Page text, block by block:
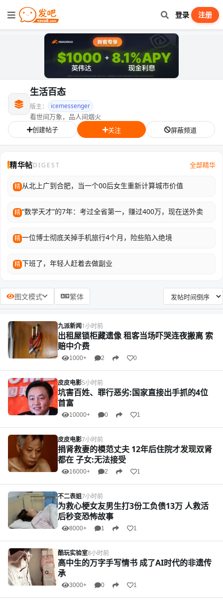
登录 注册
生活百态
版主： icemessenger
看世间万象，品人间烟火
创建帖子
关注 屏蔽频道
精华帖DIGEST 全部精华
精 从北上广到合肥，当一个00后女生重新计算城市价值
精“数学天才”的7年：考过全省第一，赚过400万，现在送外卖
精一位博士彻底关掉手机旅行4个月，险些陷入绝境
精下班了，年轻人赶着去做副业
图文模式 繁体
九派新闻1小时前
出租屋锁柜藏遗像 租客当场吓哭连夜搬离 索
赔中介费
1000+ 2 0
皮皮电影5小时前
坑害百姓、罪行恶劣:国家直接出手抓的4位
首富
10000+ 0 1
皮皮电影7小时前
捐肾救妻的模范丈夫 12年后住院才发现双肾
都在 子女:无法接受
16000+ 2 1
不二表姐7小时前
为救心梗女友男生打3份工负债13万 人救活
后秒变恐怖故事
8000+ 1 1
酷玩实验室8小时前
高中生的万字手写情书 成了AI时代的非遗传
承
3000+ 0 1